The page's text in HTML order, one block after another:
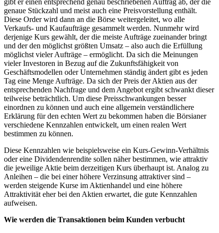
genaue Stückzahl und meist auch eine Preisvorstellung enthält.
Diese Order wird dann an die Börse weitergeleitet, wo alle
Verkaufs- und Kaufaufträge gesammelt werden. Nunmehr wird
derjenige Kurs gewählt, der die meiste Aufträge zueinander bringt
und der den möglichst größten Umsatz – also auch die Erfüllung
möglichst vieler Aufträge – ermöglicht. Da sich die Meinungen
vieler Investoren in Bezug auf die Zukunftsfähigkeit von
Geschäftsmodellen oder Unternehmen ständig ändert gibt es jeden
Tag eine Menge Aufträge. Da sich der Preis der Aktien aus der
entsprechenden Nachfrage und dem Angebot ergibt schwankt dieser
teilweise beträchtlich. Um diese Preisschwankungen besser
einordnen zu können und auch eine allgemein verständlichere
Erklärung für den echten Wert zu bekommen haben die Börsianer
verschiedene Kennzahlen entwickelt, um einen realen Wert
bestimmen zu können.
Diese Kennzahlen wie beispielsweise ein Kurs-Gewinn-Verhältnis
oder eine Dividendenrendite sollen näher bestimmen, wie attraktiv
die jeweilige Aktie beim derzeitigen Kurs überhaupt ist. Analog zu
Anleihen – die bei einer höhere Verzinsung attraktiver sind –
werden steigende Kurse im Aktienhandel und eine höhere
Attraktivität eher bei den Aktien erwartet, die gute Kennzahlen
aufweisen.
Wie werden die Transaktionen beim Kunden verbucht